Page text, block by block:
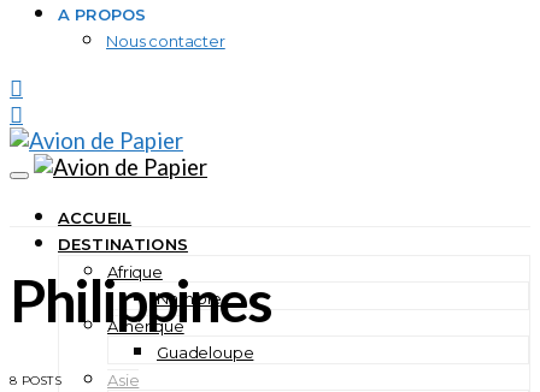
A PROPOS
Nous contacter
ACCUEIL
DESTINATIONS
Afrique
Namibie
Amérique
Guadeloupe
Asie
Philippines
8 POSTS